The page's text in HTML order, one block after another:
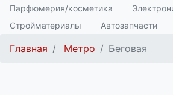
Парфюмерия/косметика
Стройматериалы
Автозапчасти
Главная Метро Беговая